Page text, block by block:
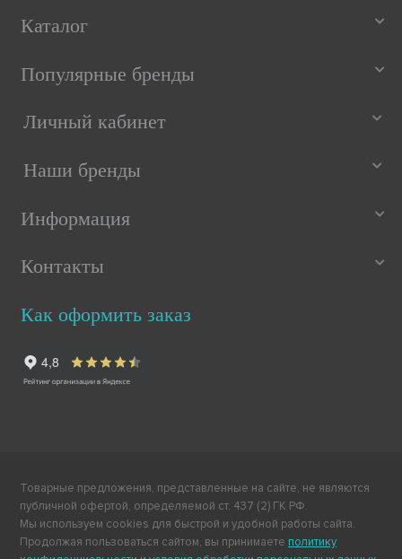
Каталог
Популярные бренды
Личный кабинет
Наши бренды
Информация
Контакты
Как оформить заказ
Товарные предложения, представленные на сайте, не являются
публичной офертой, определяемой ст. 437 (2) ГК РФ.
Мы используем cookies для быстрой и удобной работы сайта.
Продолжая пользоваться сайтом, вы принимаете политику